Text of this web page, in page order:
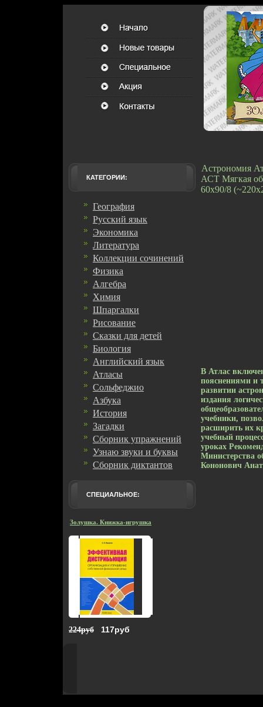
КАТЕГОРИИ:
География
Русский язык
Экономика
Литература
Коллекции сочинений
Физика
Алгебра
Химия
Шпаргалки
Рисование
Сказки для детей
Биология
Английский язык
Атласы
Сольфеджио
Азбука
История
Загадки
Сборник упражнений
Узнаю звуки и буквы
Сборник диктантов
СПЕЦИАЛЬНОЕ:
Золушка. Книжка-игрушка
224руб 117руб
Астрономия
АСТ Мягкая
60x90/8
В Атлас
пояснениями и
развитии
издания
учебники,
расширить их
учебный
уроках
Министерства
Кононович